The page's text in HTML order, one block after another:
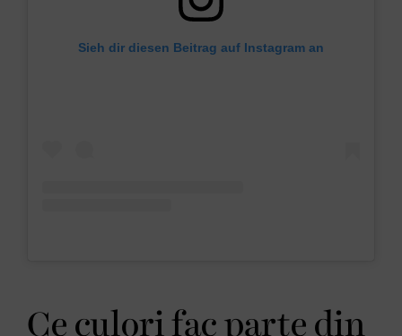
Sieh dir diesen Beitrag auf Instagram an
Ce culori fac parte din